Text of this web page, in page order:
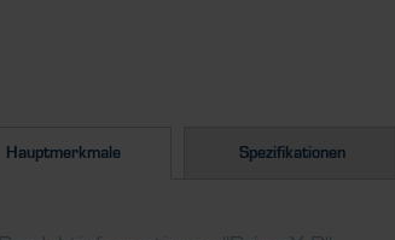
Hauptmerkmale Spezifikationen